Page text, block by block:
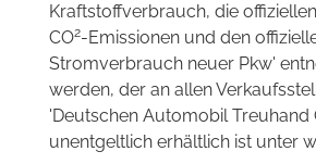
Kraftstoffverbrauch, die
CO2-Emissionen und den
Stromverbrauch neuer Pkw'
werden, der an allen
'Deutschen Automobil Treuhand
unentgeltlich erhältlich ist unter